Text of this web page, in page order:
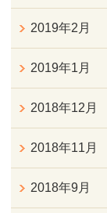
2019年2月
2019年1月
2018年12月
2018年11月
2018年9月